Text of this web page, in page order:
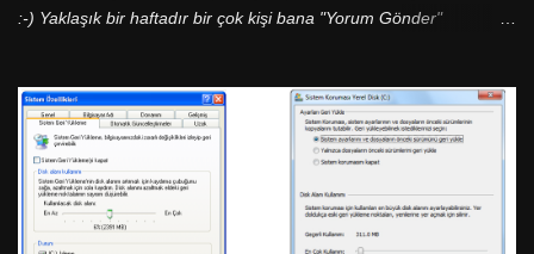
:-) Yaklaşık bir haftadır bir çok kişi bana "Yorum Gönder"
olmasına rağmen bir çok kişi bu ve bunun gibi basit işlemleri
yapamıyor. Daha doğrusu sorun Blogger şablonunun XML
olmasından kaynaklanıyor. Blogger şablonumuza baktığımızda
herşeyin sunucularda barındırılan bir değişkene atandığını
görüyoruz. Yani kimse şablununun kodları arasında "Yorum
Gönder" ibaresini göremez! Onun yerine, <data:...> etiketi ile